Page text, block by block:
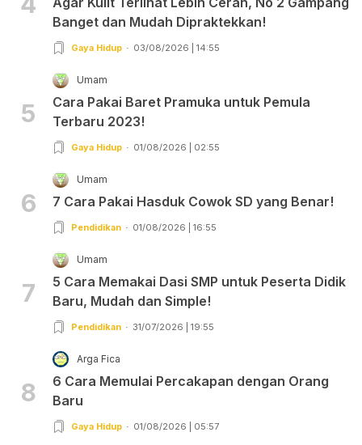
Banget dan Mudah Dipraktekkan!
Gaya Hidup 03/08/2026 | 14:55
5
Umam
Cara Pakai Baret Pramuka untuk Pemula
Terbaru 2023!
Gaya Hidup 01/08/2026 | 02:55
6
Umam
7 Cara Pakai Hasduk Cowok SD yang Benar!
Pendidikan 01/08/2026 | 16:55
7
Umam
5 Cara Memakai Dasi SMP untuk Peserta Didik
Baru, Mudah dan Simple!
Pendidikan 31/07/2026 | 19:55
8
Arga Fica
6 Cara Memulai Percakapan dengan Orang
Baru
Gaya Hidup 01/08/2026 | 05:57